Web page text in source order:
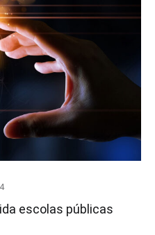
escolas públicas